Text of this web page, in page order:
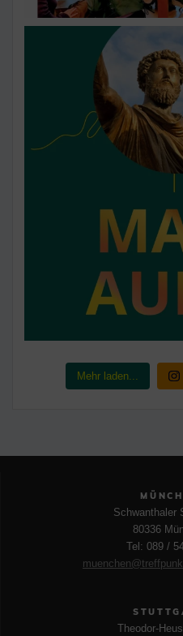
Mehr laden...
Schwanthaler
80336
Tel: 089 /
Theodor-